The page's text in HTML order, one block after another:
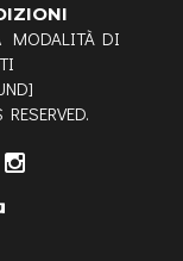
MODALITÀ DI
]